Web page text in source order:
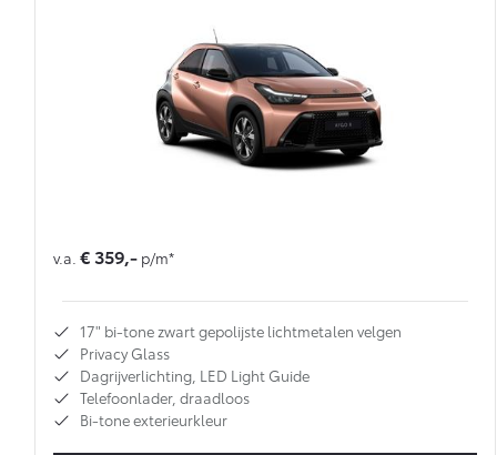
v.a. € 359,- p/m*
17" bi-tone zwart gepolijste lichtmetalen velgen
Privacy Glass
Dagrijverlichting, LED Light Guide
Telefoonlader, draadloos
Bi-tone exterieurkleur